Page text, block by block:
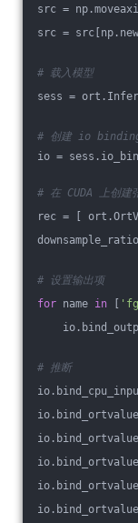
src =
src =
# 载入模型
sess =
# 创建 io
io =
# 在 CUDA 上创建
rec = [
# 设置输出项
for name in
# 推断